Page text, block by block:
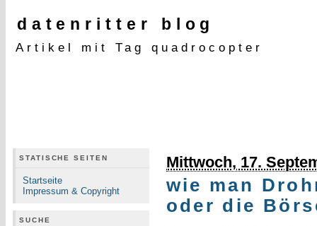
datenritter blog
Artikel mit Tag quadrocopter
STATISCHE SEITEN
Startseite
Impressum & Copyright
SUCHE
Mittwoch, 17.
wie man
oder die